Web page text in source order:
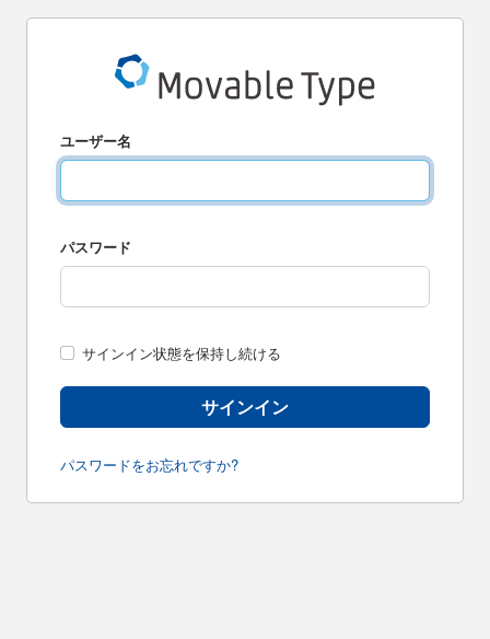
ユーザー名
パスワード
サインイン状態を保持し続ける
パスワードをお忘れですか?
サインイン